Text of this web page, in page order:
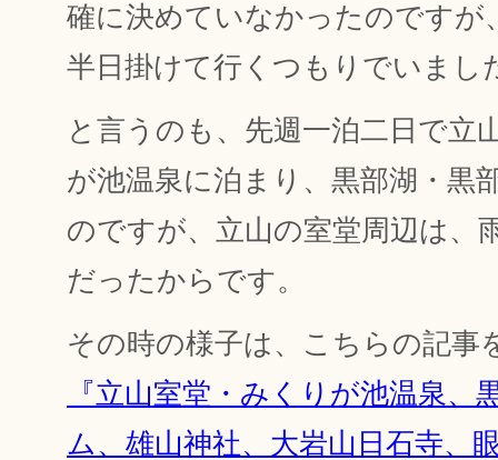
確に決めていなかったのですが
半日掛けて行くつもりでいまし
と言うのも、先週一泊二日で立
が池温泉に泊まり、黒部湖・黒
のですが、立山の室堂周辺は、
だったからです。
その時の様子は、こちらの記事
『立山室堂・みくりが池温泉、
ム、雄山神社、大岩山日石寺、